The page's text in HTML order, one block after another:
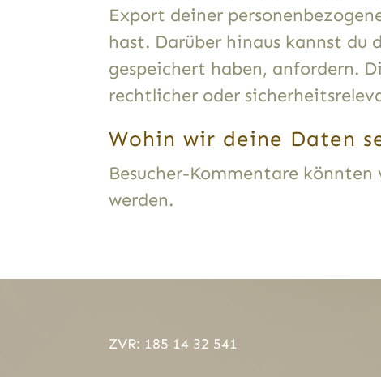
Export deiner
hast. Darüber hinaus kannst du
gespeichert haben, anfordern.
rechtlicher oder
Wohin wir deine Daten
Besucher-Kommentare
werden.
ZVR: 185 14 32 541